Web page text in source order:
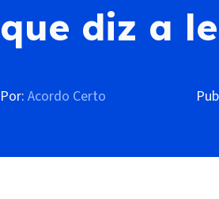
que diz a
Por: Acordo Certo